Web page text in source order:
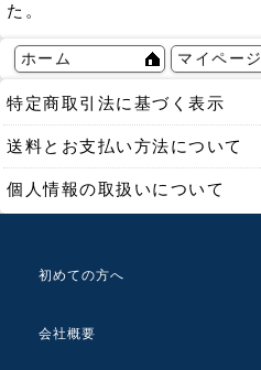
た。
ホーム マイページ
特定商取引法に基づく表示
送料とお支払い方法について
個人情報の取扱いについて
初めての方へ
会社概要